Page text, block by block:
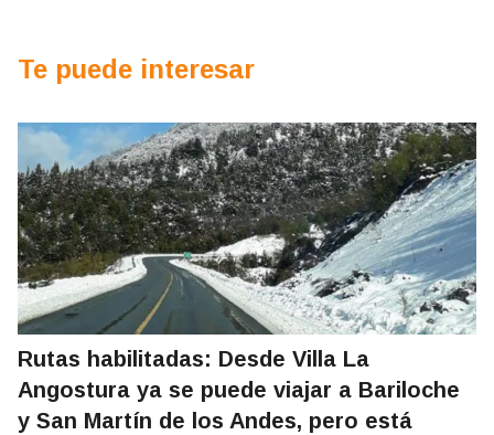
Te puede interesar
Rutas habilitadas: Desde Villa La
Angostura ya se puede viajar a Bariloche
y San Martín de los Andes, pero está